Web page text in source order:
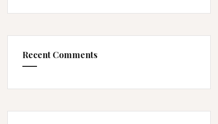
Recent Comments